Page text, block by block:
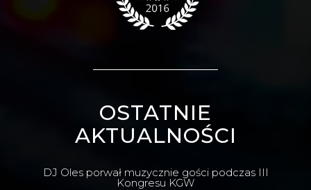
OSTATNIE
AKTUALNOŚCI
DJ Oles porwał muzycznie gości podczas III
Kongresu KGW